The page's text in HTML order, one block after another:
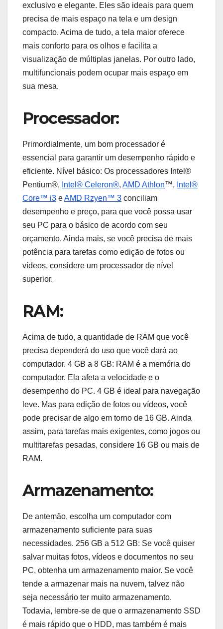
exclusivo e elegante. Eles são ideais para quem
precisa de mais espaço na tela e um design
compacto. Acima de tudo, a tela maior oferece
mais conforto para os olhos e facilita a
visualização de múltiplas janelas. Por outro lado,
multifuncionais podem ocupar mais espaço em
sua mesa.
Processador:
Primordialmente, um bom processador é
essencial para garantir um desempenho rápido e
eficiente. Nível básico: Os processadores Intel®
Pentium®, Intel® Celeron®, AMD Athlon™, Intel®
Core™ i3 eAMD Rzyen™ 3 conciliam
desempenho e preço, para que você possa usar
seu PC para o básico de acordo com seu
orçamento. Ainda mais, se você precisa de mais
potência para tarefas como edição de fotos ou
vídeos, considere um processador de nível
superior.
RAM:
Acima de tudo, a quantidade de RAM que você
precisa dependerá do uso que você dará ao
computador. 4 GB a 8 GB: RAM é a memória do
computador. Ela afeta a velocidade e o
desempenho do PC. 4 GB é ideal para navegação
leve. Mas para edição de fotos ou vídeos, você
pode precisar de algo em torno de 16 GB. Ainda
assim, para tarefas mais exigentes, como jogos ou
multitarefas pesadas, considere 16 GB ou mais de
RAM.
Armazenamento:
De antemão, escolha um computador com
armazenamento suficiente para suas
necessidades. 256 GB a 512 GB: Se você quiser
salvar muitas fotos, vídeos e documentos no seu
PC, obtenha um armazenamento maior. Se você
tende a armazenar mais na nuvem, talvez não
seja necessário ter muito armazenamento.
Todavia, lembre-se de que o armazenamento SSD
é mais rápido que o HDD, mas também é mais